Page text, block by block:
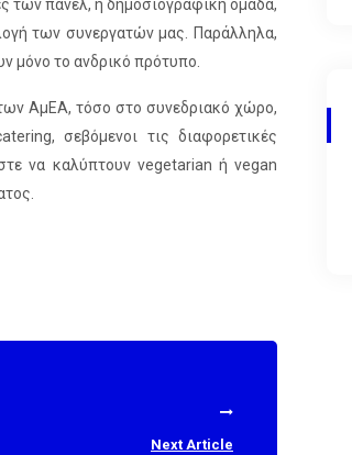
των πάνελ, η δημοσιογραφική ομάδα,
των συνεργατών μας. Παράλληλα,
μόνο το ανδρικό πρότυπο.
ΑμΕΑ, τόσο στο συνεδριακό χώρο,
σεβόμενοι τις διαφορετικές
να καλύπτουν vegetarian ή vegan
Next Article